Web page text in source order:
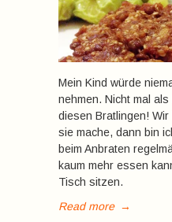
Mein Kind würde
nehmen. Nicht mal
diesen Bratlingen!
sie mache, dann bin
beim Anbraten
kaum mehr essen
Tisch sitzen.
Read more →